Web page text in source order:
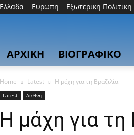
Ελλαδα Ευρωπη Εξωτερικη Πολιτικη
ΑΡΧΙΚΗ ΒΙΟΓΡΑΦΙΚΟ
Home Latest Η μάχη για τη Βραζιλία
Latest Διεθνη
Η μάχη για τη